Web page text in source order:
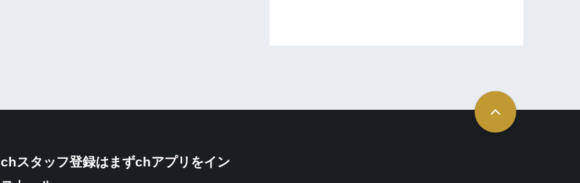
chスタッフ登録はまずchアプリをイン